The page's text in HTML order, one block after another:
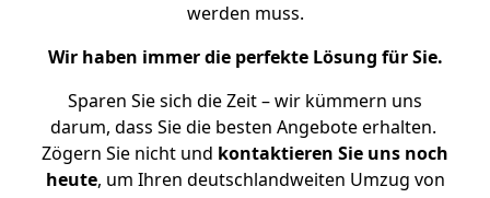
werden muss.
Wir haben immer die perfekte Lösung für Sie.
Sparen Sie sich die Zeit – wir kümmern uns
darum, dass Sie die besten Angebote erhalten.
Zögern Sie nicht und kontaktieren Sie uns noch
heute, um Ihren deutschlandweiten Umzug von